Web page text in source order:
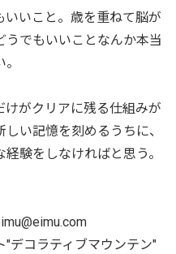
いこと。歳を重ねて脳が
でもいいことなんか本当
がクリアに残る仕組みが
い記憶を刻めるうちに、
験をしなければと思う。
"デコラティブマウンテン"